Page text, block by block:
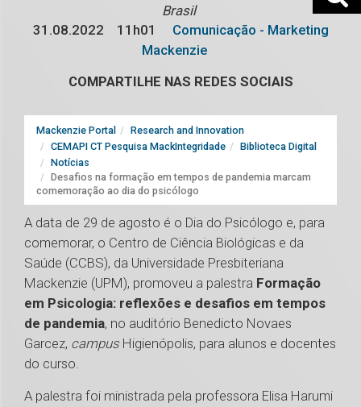
Brasil
31.08.2022
11h01
Comunicação - Marketing
Mackenzie
COMPARTILHE NAS REDES SOCIAIS
Mackenzie Portal
Research and Innovation
CEMAPI CT Pesquisa MackIntegridade
Biblioteca Digital
Notícias
Desafios na formação em tempos de pandemia marcam
comemoração ao dia do psicólogo
A data de 29 de agosto é o Dia do Psicólogo e, para
comemorar, o Centro de Ciência Biológicas e da
Saúde (CCBS), da Universidade Presbiteriana
Mackenzie (UPM), promoveu a palestra Formação
em Psicologia: reflexões e desafios em tempos
de pandemia, no auditório Benedicto Novaes
Garcez, campus Higienópolis, para alunos e docentes
do curso.
A palestra foi ministrada pela professora Elisa Harumi